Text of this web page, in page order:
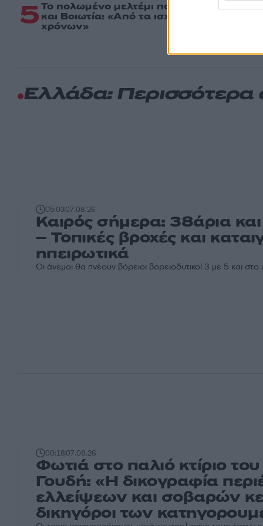
5Το πολωμένο μελτέμι που τροφοδότησε
και Βοιωτία: «Από τα ισχυρότερα
χρόνων»
Ελλάδα: Περισσότερα
05:0307.08.26
Καιρός σήμερα: 38άρια και
– Τοπικές βροχές και
ηπειρωτικά
Οι άνεμοι θα πνέουν βόρειοι βορειοδυτικοί 3 με 5 και
00:1807.08.26
Φωτιά στο παλιό κτίριο
Γουδή: «Η δικογραφία
ελλείψεων και σοβαρών
δικηγόροι των